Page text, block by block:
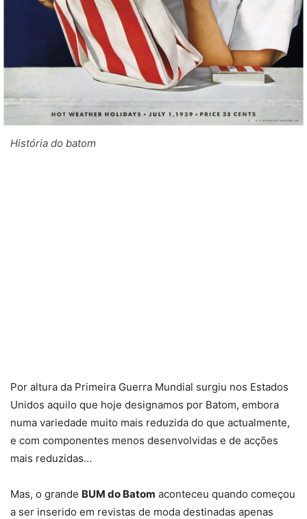
História do batom
Por altura da Primeira Guerra Mundial surgiu nos Estados
Unidos aquilo que hoje designamos por Batom, embora
numa variedade muito mais reduzida do que actualmente,
e com componentes menos desenvolvidas e de acções
mais reduzidas…
Mas, o grande BUM do Batom aconteceu quando começou
a ser inserido em revistas de moda destinadas apenas